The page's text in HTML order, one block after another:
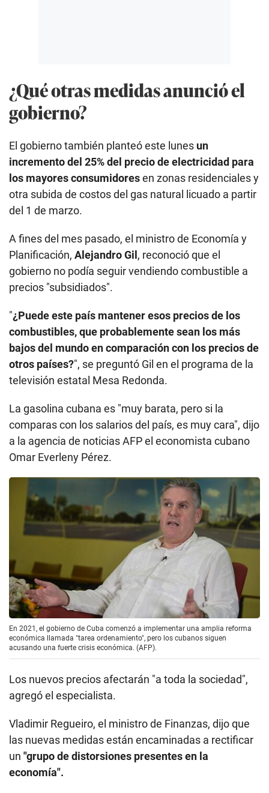
¿Qué otras medidas anunció el
gobierno?
El gobierno también planteó este lunes un
incremento del 25% del precio de electricidad para
los mayores consumidoresen zonas residenciales y
otra subida de costos del gas natural licuado a partir
del 1 de marzo.
A fines del mes pasado, el ministro de Economía y
Planificación, Alejandro Gil , reconoció que el
gobierno no podía seguir vendiendo combustible a
precios "subsidiados".
"¿Puede este país mantener esos precios de los
combustibles, que probablemente sean los más
bajos del mundo en comparación con los precios de
otros países?", se preguntó Gil en el programa de la
televisión estatal Mesa Redonda.
La gasolina cubana es "muy barata, pero si la
comparas con los salarios del país, es muy cara", dijo
a la agencia de noticias AFP el economista cubano
Omar Everleny Pérez.
En 2021, el gobierno de Cuba comenzó a implementar una amplia reforma
económica llamada "tarea ordenamiento", pero los cubanos siguen
acusando una fuerte crisis económica. (AFP).
Los nuevos precios afectarán "a toda la sociedad",
agregó el especialista.
Vladimir Regueiro, el ministro de Finanzas, dijo que
las nuevas medidas están encaminadas a rectificar
un "grupo de distorsiones presentes en la
economía".